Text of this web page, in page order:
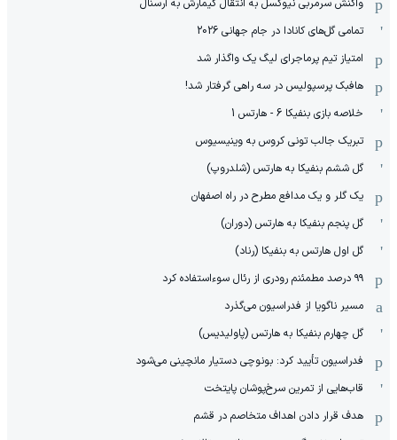
واکنش سرمربی نیوکسل به انتقال گیمارش به آرسنال
تمامی گل‌های کانادا در جام جهانی 2026
امتیاز تیم پرماجرای لیگ یک واگذار شد
هافبک پرسپولیس در سه راهی گرفتار شد!
خلاصه بازی بنفیکا 6 - هارتس 1
تبریک جالب تونی کروس به وینیسیوس
گل ششم بنفیکا به هارتس (شلدروپ)
یک گلر و یک مدافع مطرح در راه اصفهان
گل پنجم بنفیکا به هارتس (دوران)
گل اول هارتس به بنفیکا (رناد)
۹۹ درصد مطمئنم رودری از رئال سوءاستفاده کرد
مسیر ناگویا از فدراسیون می‌گذرد
گل چهارم بنفیکا به هارتس (پاولیدیس)
فدراسیون تأیید کرد: بونوچی دستیار مانچینی می‌شود
قاب‌هایی از تمرین سرخ‌پوشان پایتخت
هدف قرار دادن اهداف متخاصم در قشم